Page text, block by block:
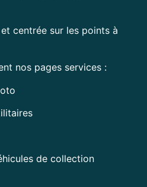
centrée sur les points à
nos pages services :
de collection